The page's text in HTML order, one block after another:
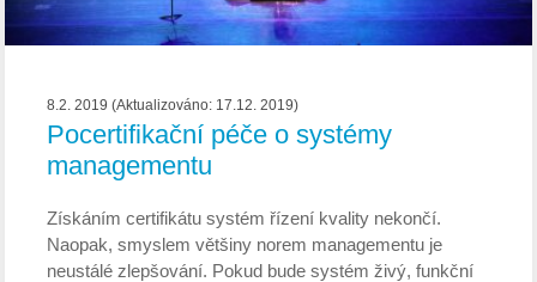
8.2. 2019 (Aktualizováno: 17.12. 2019)
Pocertifikační péče o systémy
managementu
Získáním certifikátu systém řízení kvality nekončí.
Naopak, smyslem většiny norem managementu je
neustálé zlepšování. Pokud bude systém živý, funkční